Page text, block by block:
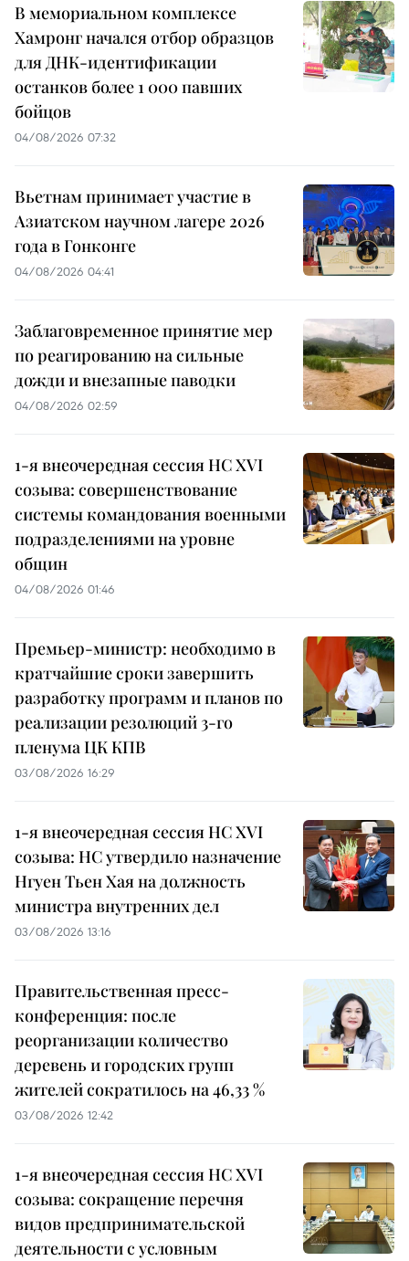
В мемориальном комплексе
Хамронг начался отбор образцов
для ДНК-идентификации
останков более 1 000 павших
бойцов
04/08/2026 07:32
Вьетнам принимает участие в
Азиатском научном лагере 2026
года в Гонконге
04/08/2026 04:41
Заблаговременное принятие мер
по реагированию на сильные
дожди и внезапные паводки
04/08/2026 02:59
1-я внеочередная сессия НС XVI
созыва: совершенствование
системы командования военными
подразделениями на уровне
общин
04/08/2026 01:46
Премьер-министр: необходимо в
кратчайшие сроки завершить
разработку программ и планов по
реализации резолюций 3-го
пленума ЦК КПВ
03/08/2026 16:29
1-я внеочередная сессия НС XVI
созыва: НС утвердило назначение
Нгуен Тьен Хая на должность
министра внутренних дел
03/08/2026 13:16
Правительственная пресс-
конференция: после
реорганизации количество
деревень и городских групп
жителей сократилось на 46,33 %
03/08/2026 12:42
1-я внеочередная сессия НС XVI
созыва: сокращение перечня
видов предпринимательской
деятельности с условным